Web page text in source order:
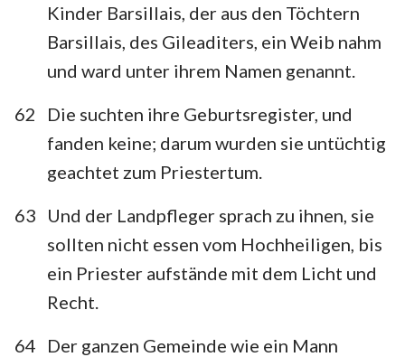
Kinder Barsillais, der aus den Töchtern
Barsillais, des Gileaditers, ein Weib nahm
und ward unter ihrem Namen genannt.
62
Die suchten ihre Geburtsregister, und
fanden keine; darum wurden sie untüchtig
geachtet zum Priestertum.
63
Und der Landpfleger sprach zu ihnen, sie
sollten nicht essen vom Hochheiligen, bis
ein Priester aufstände mit dem Licht und
Recht.
64
Der ganzen Gemeinde wie ein Mann